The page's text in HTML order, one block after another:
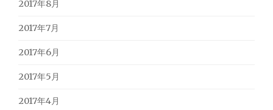
2017年8月
2017年7月
2017年6月
2017年5月
2017年4月